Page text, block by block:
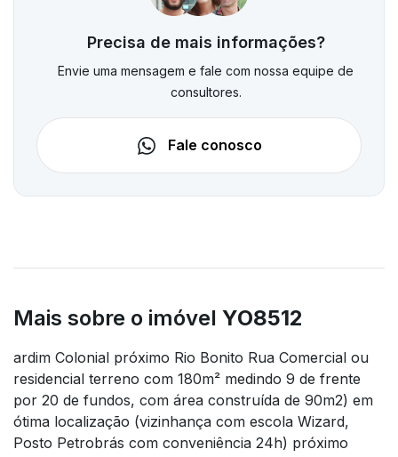
Precisa de mais informações?
Envie uma mensagem e fale com nossa equipe de
consultores.
Fale conosco
Mais sobre o imóvel YO8512
ardim Colonial próximo Rio Bonito Rua Comercial ou
residencial terreno com 180m² medindo 9 de frente
por 20 de fundos, com área construída de 90m2) em
ótima localização (vizinhança com escola Wizard,
Posto Petrobrás com conveniência 24h) próximo